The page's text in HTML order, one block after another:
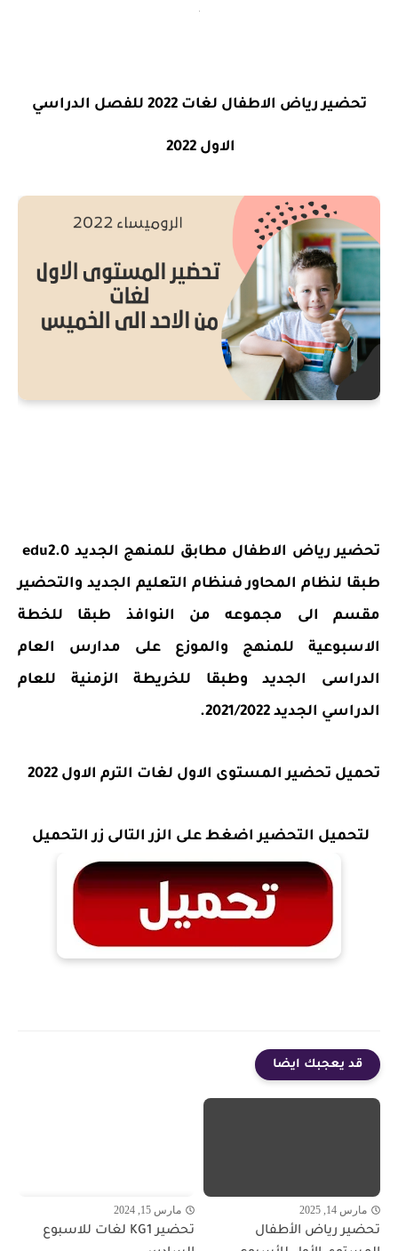
تحضير رياض الاطفال لغات 2022 للفصل الدراسي
الاول 2022
تحضير رياض الاطفال مطابق للمنهج الجديد edu2.0
طبقا لنظام المحاور فىنظام التعليم الجديد والتحضير
مقسم الى مجموعه من النوافذ طبقا للخطة
الاسبوعية للمنهج والموزع على مدارس العام
الدراسى الجديد وطبقا للخريطة الزمنية للعام
الدراسي الجديد 2021/2022.
تحميل تحضير المستوى الاول لغات الترم الاول 2022
لتحميل التحضير اضغط على الزر التالى زر التحميل
قد يعجبك ايضا
مارس 14, 2025
تحضير رياض الأطفال
مارس 15, 2024
تحضير KG1 لغات للاسبوع